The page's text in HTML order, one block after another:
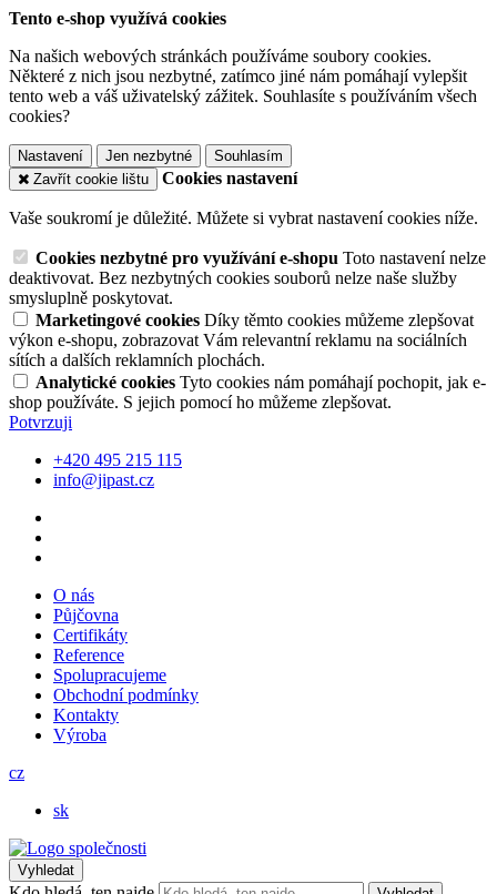
Tento e-shop využívá cookies
Na našich webových stránkách používáme soubory cookies.
Některé z nich jsou nezbytné, zatímco jiné nám pomáhají vylepšit
tento web a váš uživatelský zážitek. Souhlasíte s používáním všech
cookies?
Nastavení Jen nezbytné
Souhlasím
Zavřít cookie lištu
Cookies nastavení
Vaše soukromí je důležité. Můžete si vybrat nastavení cookies níže.
Cookies nezbytné pro využívání e-shopu Toto nastavení nelze
deaktivovat. Bez nezbytných cookies souborů nelze naše služby
smysluplně poskytovat.
Marketingové cookies Díky těmto cookies můžeme zlepšovat
výkon e-shopu, zobrazovat Vám relevantní reklamu na sociálních
sítích a dalších reklamních plochách.
Analytické cookies Tyto cookies nám pomáhají pochopit, jak e-
shop používáte. S jejich pomocí ho můžeme zlepšovat.
Potvrzuji
+420 495 215 115
info@jipast.cz
O nás
Půjčovna
Certifikáty
Reference
Spolupracujeme
Obchodní podmínky
Kontakty
Výroba
cz
sk
Vyhledat